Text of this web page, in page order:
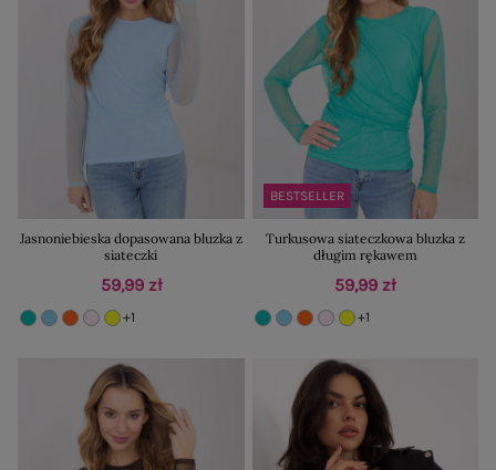
Jasnoniebieska dopasowana bluzka z
siateczki
59,99 zł
+1
BESTSELLER
Turkusowa siateczkowa bluzka z
długim rękawem
59,99 zł
+1